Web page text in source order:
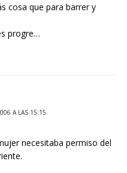
cosa que para barrer y
progre…
A LAS 15:15
necesitaba permiso del